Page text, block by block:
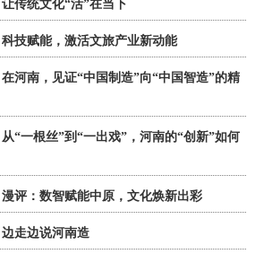
传统文化“活”在当下
技赋能，激活文旅产业新动能
河南，见证“中国制造”向“中国智造”的精
“一根丝”到“一出戏”，河南的“创新”如何
评：数智赋能中原，文化焕新出彩
走边说河南造